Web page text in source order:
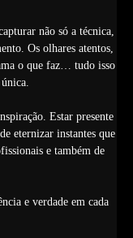
não só a técnica,
Os olhares atentos,
o que faz… tudo isso
Estar presente
eternizar instantes que
e também de
e verdade em cada